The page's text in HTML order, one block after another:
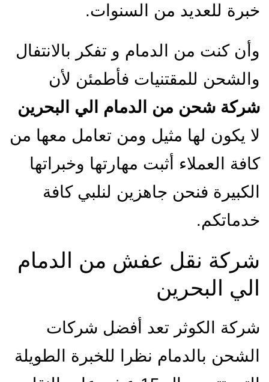
خبرة للعديد من السنوات.
وأن كنت من الدمام و تفكر بالانتفال
والشحن للمقتنيات فأطمئن لأن
شركة شحن من الدمام الي البحرين
لا يكون لها مثيل ومن تعامل معها من
كافة العملاء أثبت مهارتها وخبراتها
الكبيرة فنحن جاهزين لنلبي كافة
خدماتكم.
شركة نقل عفش من الدمام
الي البحرين
شركة الكوثر تعد أفضل شركات
الشحن بالدمام نظرا للخبرة الطويلة